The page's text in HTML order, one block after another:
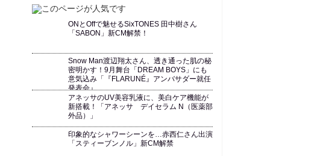
ONとOffで魅せるSixTONES 田中樹さん
「SABON」新CM解禁！
Snow Man渡辺翔太さん、透き通った肌の秘
密明かす！9月舞台「DREAM BOYS」にも
意気込み「『FLARUNÉ』アンバサダー就任
発表会』
アネッサのUV美容乳液に、美白ケア機能が
新搭載！「アネッサ デイセラム N（医薬部
外品）」
印象的なシャワーシーンを…赤西仁さん出演
「スティーブンノル」新CM解禁